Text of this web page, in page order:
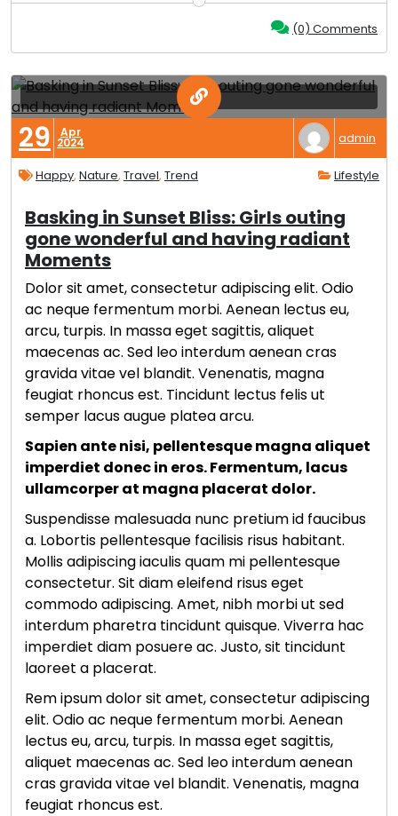
(0) Comments
29 Apr
2024 admin
Happy, Nature, Travel, Trend Lifestyle
Basking in Sunset Bliss: Girls outing
gone wonderful and having radiant
Moments
Dolor sit amet, consectetur adipiscing elit. Odio
ac neque fermentum morbi. Aenean lectus eu,
arcu, turpis. In massa eget sagittis, aliquet
maecenas ac. Sed leo interdum aenean cras
gravida vitae vel blandit. Venenatis, magna
feugiat rhoncus est. Tincidunt lectus felis ut
semper lacus augue platea arcu.
Sapien ante nisi, pellentesque magna aliquet
imperdiet donec in eros. Fermentum, lacus
ullamcorper at magna placerat dolor.
Suspendisse malesuada nunc pretium id faucibus
a. Lobortis pellentesque facilisis risus habitant.
Mollis adipiscing iaculis quam mi pellentesque
consectetur. Sit diam eleifend risus eget
commodo adipiscing. Amet, nibh morbi ut sed
interdum pharetra tincidunt quisque. Viverra hac
imperdiet diam posuere ac. Justo, sit tincidunt
laoreet a placerat.
Rem ipsum dolor sit amet, consectetur adipiscing
elit. Odio ac neque fermentum morbi. Aenean
lectus eu, arcu, turpis. In massa eget sagittis,
aliquet maecenas ac. Sed leo interdum aenean
cras gravida vitae vel blandit. Venenatis, magna
feugiat rhoncus est.